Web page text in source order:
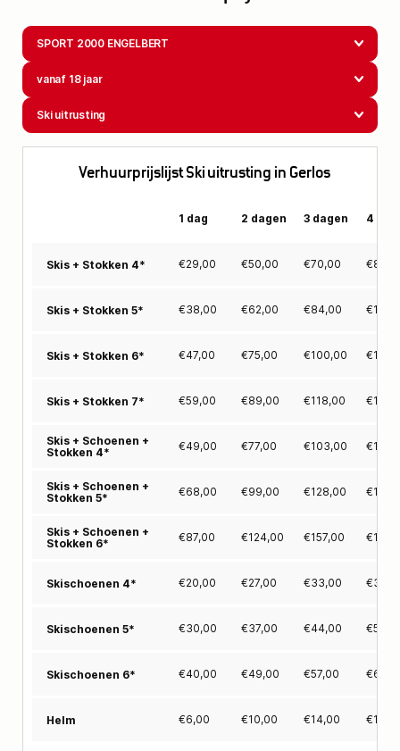
SPORT 2000 ENGELBERT
vanaf 18 jaar
Ski uitrusting
Verhuurprijslijst Ski uitrusting in Gerlos
1 dag 2 dagen 3 dagen 4
Skis + Stokken 4* €29,00 €50,00 €70,00 €
Skis + Stokken 5* €38,00 €62,00 €84,00 €
Skis + Stokken 6* €47,00 €75,00 €100,00 €
Skis + Stokken 7* €59,00 €89,00 €118,00 €
Skis + Schoenen +
Stokken 4*
€49,00 €77,00 €103,00 €
Skis + Schoenen +
Stokken 5*
€68,00 €99,00 €128,00 €
Skis + Schoenen +
Stokken 6*
€87,00 €124,00 €157,00 €
Skischoenen 4* €20,00 €27,00 €33,00 €
Skischoenen 5* €30,00 €37,00 €44,00 €
Skischoenen 6* €40,00 €49,00 €57,00 €
Helm €6,00 €10,00 €14,00 €